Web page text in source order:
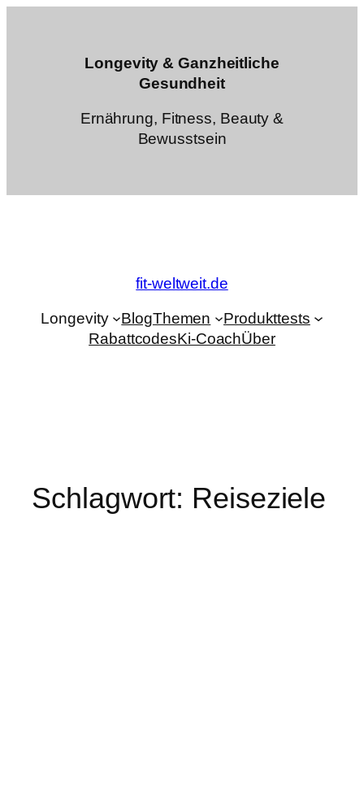
Longevity & Ganzheitliche
Gesundheit
Ernährung, Fitness, Beauty &
Bewusstsein
fit-weltweit.de
Longevity BlogThemen
Produkttests
RabattcodesKi-CoachÜber
Schlagwort: Reiseziele